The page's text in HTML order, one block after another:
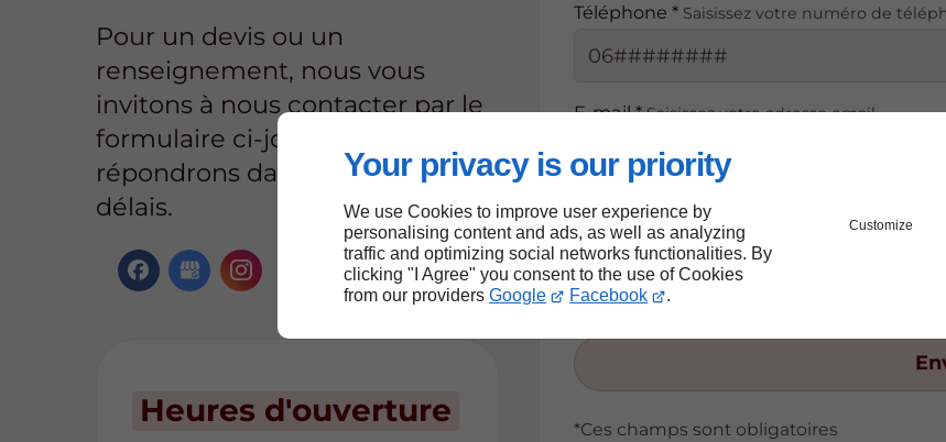
Your privacy is our priority
We use Cookies to improve user experience by
personalising content and ads, as well as analyzing
traffic and optimizing social networks functionalities. By
clicking "I Agree" you consent to the use of Cookies
from our providers Google Facebook .
Customize
Pour un devis ou un
renseignement, nous vous
invitons à nous contacter par le
formulaire ci-joint. Nous vous
répondrons dans les plus brefs
délais.
Heures d'ouverture
Téléphone * Saisissez votre numéro de
E-mail *Saisissez votre adresse email
En soumettant ce formulaire,
exploitées dans le cadre strict de
*Ces champs sont obligatoires